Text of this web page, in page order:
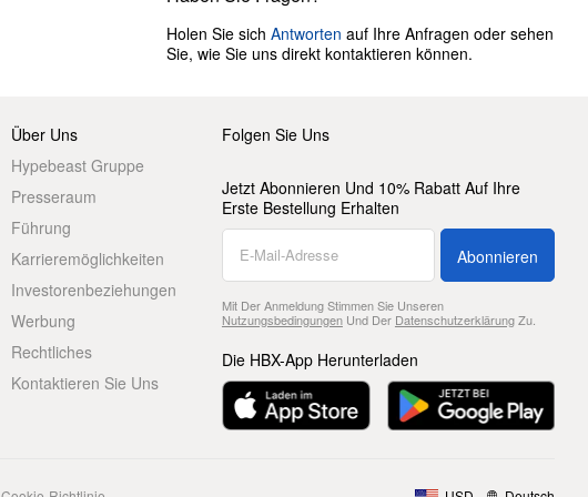
Holen Sie sich Antworten auf Ihre Anfragen oder sehen
Sie, wie Sie uns direkt kontaktieren können.
Über Uns
Hypebeast Gruppe
Presseraum
Führung
Karrieremöglichkeiten
Investorenbeziehungen
Werbung
Rechtliches
Kontaktieren Sie Uns
Folgen Sie Uns
Jetzt Abonnieren Und 10% Rabatt Auf Ihre
Erste Bestellung Erhalten
Abonnieren
Mit Der Anmeldung Stimmen Sie Unseren
NutzungsbedingungenUnd Der DatenschutzerklärungZu.
Die HBX-App Herunterladen